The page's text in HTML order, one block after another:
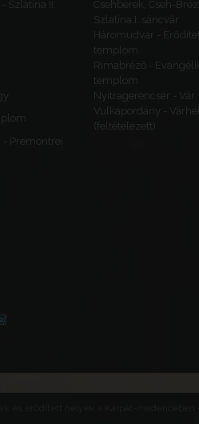
Szlatina II.
Csehberek, Cseh-
Szlatina I. sáncvár
Háromudvar -
templom
Rimabrézó -
templom
Nyitragerencsér - Vár
Vulkapordány -
(feltételezett)
- Premontrei